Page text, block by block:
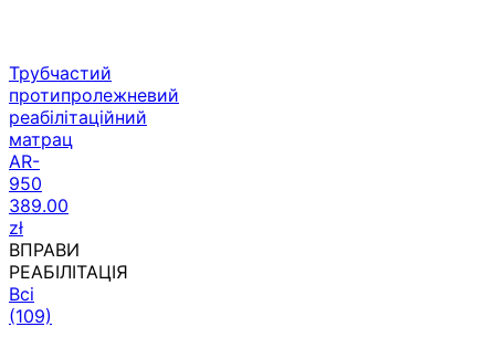
протипролежневий
реабілітаційний
матрац
AR-
950
389.00
zł
ВПРАВИ
РЕАБІЛІТАЦІЯ
Всі
(109)